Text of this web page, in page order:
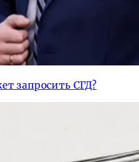
запросить СГД?